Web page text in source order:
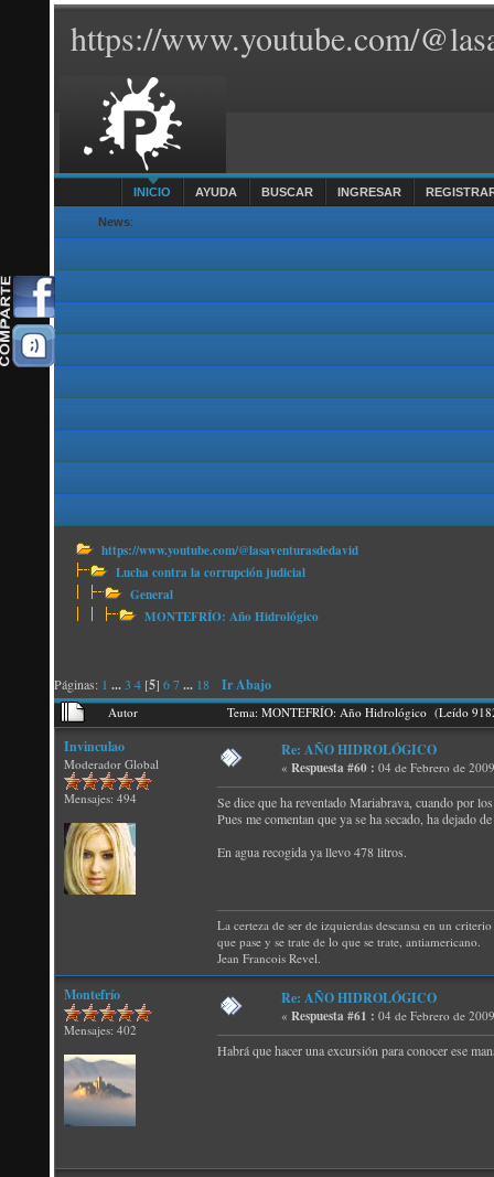
https://www.youtube.com/
INICIO AYUDA BUSCAR INGRESAR
News:
https://www.youtube.com/@lasaventurasdedavid
Lucha contra la corrupción judicial
General
MONTEFRÍO: Año Hidrológico
Páginas: 1 ...3 4 [5] 67... 18 Ir Abajo
Autor Tema: MONTEFRÍO: Año Hidrológico (Leído
Invinculao
Moderador Global
Mensajes: 494
Re: AÑO HIDROLÓGICO
« Respuesta #60 : 04 de Febrero de
Se dice que ha reventado Mariabrava, cuando por
Pues me comentan que ya se ha secado, ha dejado
En agua recogida ya llevo 478 litros.
La certeza de ser de izquierdas descansa en un
que pase y se trate de lo que se trate, antiamericano.
Jean Francois Revel.
Montefrío
Mensajes: 402
Re: AÑO HIDROLÓGICO
« Respuesta #61 : 04 de Febrero de
Habrá que hacer una excursión para conocer ese